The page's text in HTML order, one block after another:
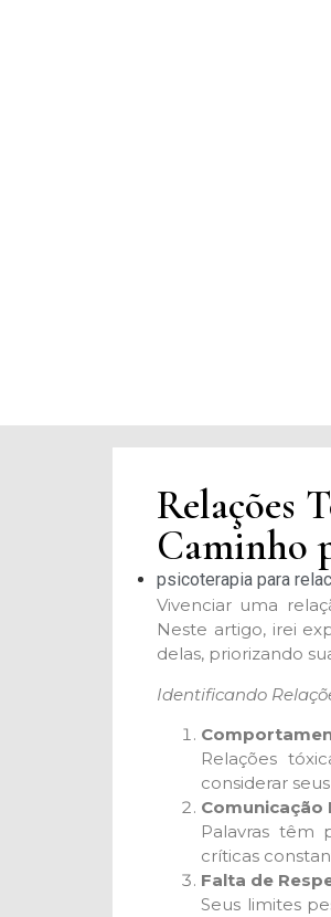
Relações
Caminho
psicoterapia para
Vivenciar uma
Neste artigo, irei
delas, priorizando
Identificando
Relações
considerar
Comunicação
Palavras têm
críticas
Falta de
Seus limites